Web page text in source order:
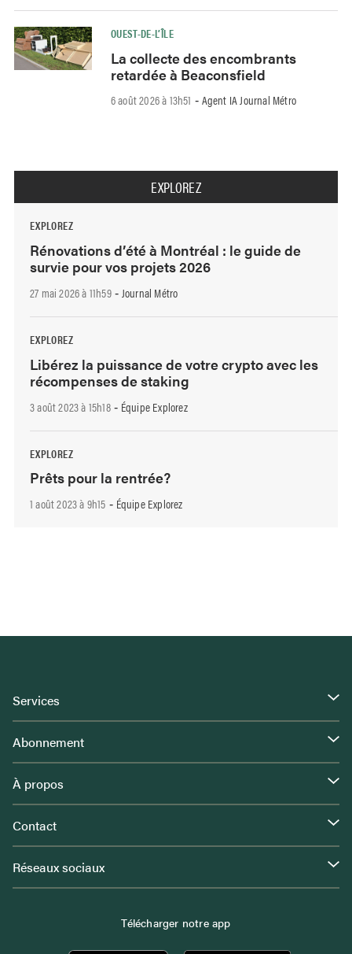
OUEST-DE-L’ÎLE
La collecte des encombrants
retardée à Beaconsfield
6 août 2026 à 13h51 - Agent IA Journal Métro
EXPLOREZ
EXPLOREZ
Rénovations d’été à Montréal : le guide de
survie pour vos projets 2026
27 mai 2026 à 11h59- Journal Métro
EXPLOREZ
Libérez la puissance de votre crypto avec les
récompenses de staking
3 août 2023 à 15h18- Équipe Explorez
EXPLOREZ
Prêts pour la rentrée?
1 août 2023 à 9h15 - Équipe Explorez
Services
Abonnement
À propos
Contact
Réseaux sociaux
Télécharger notre app